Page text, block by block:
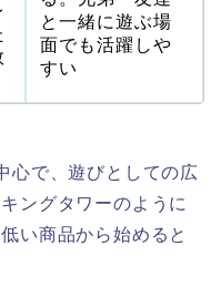
と一緒に遊ぶ場
面でも活躍しや
すい
心で、遊びとしての広
ングタワーのように
い商品から始めると